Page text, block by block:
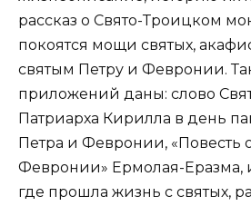
рассказ о Свято-Троицком
покоятся мощи святых,
святым Петру и Февронии.
приложений даны: слово
Патриарха Кирилла в день
Петра и Февронии, «Повесть
Февронии» Ермолая-Еразма,
где прошла жизнь с святых,